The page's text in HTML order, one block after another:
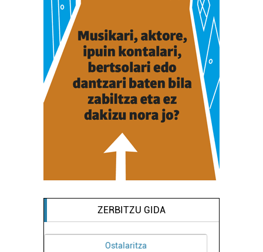
duten interes legitimoa eta horren aurka nola egin
dezakezun ikusteko.
Lortu zure datu pertsonalak prozesatzeko moduari
buruzko informazio gehiago eta ezarri zure lehentasunak
datuen atalean. Edozein unetan alda edo ken dezakezu
zure baimena Cookieen adierazpenean.
Webgune honek cookie propioak eta hirugarrenen cookie-
fitxategiak erabiltzen ditu. Zure esperientzia eta
zerbitzuak hobetzeko asmoz, cookie teknologiaz
baliatzen gara. Ohar hau onartuz gero, teknologia hori
erabiltzeko baimen esplizitua ematen diguzu.
Gehiago
ZERBITZU GIDA
Ikastetxeak